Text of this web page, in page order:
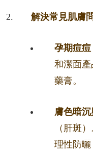
解決常見肌膚
孕期痘痘
和潔面
藥膏。
膚色暗
（肝斑）
理性防曬